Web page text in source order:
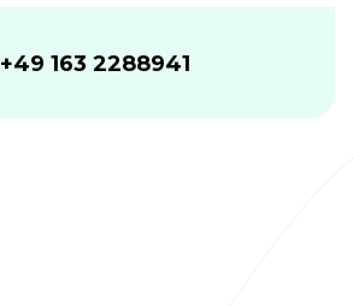
+49 163 2288941